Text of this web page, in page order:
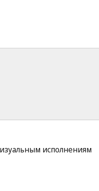
исполнениям